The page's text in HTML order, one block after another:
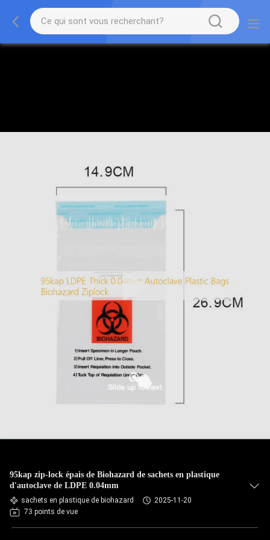
95kap zip-lock épais de Biohazard de sachets en plastique
d'autoclave de LDPE 0.04mm
sachets en plastique de biohazard
2025-11-20
73 points de vue